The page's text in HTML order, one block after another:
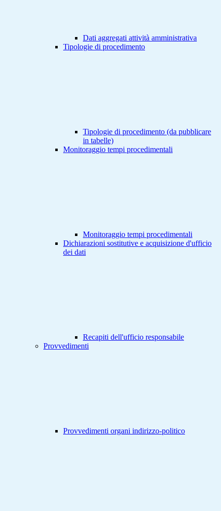
Dati aggregati attività amministrativa
Tipologie di procedimento
Tipologie di procedimento (da pubblicare
in tabelle)
Monitoraggio tempi procedimentali
Monitoraggio tempi procedimentali
Dichiarazioni sostitutive e acquisizione d'ufficio
dei dati
Recapiti dell'ufficio responsabile
Provvedimenti
Provvedimenti organi indirizzo-politico